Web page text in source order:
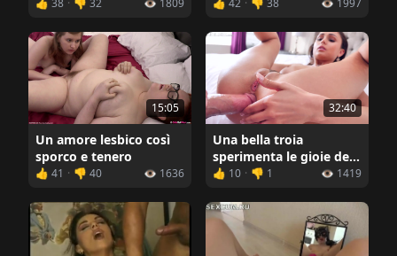
👍 38 · 👎 32 👁️ 1809 👍 42 · 👎 38 👁️ 1997
15:05
Un amore lesbico così
sporco e tenero
👍 41 · 👎 40 👁️ 1636
32:40
Una bella troia
sperimenta le gioie del
sesso anale
👍 10 · 👎 1 👁️ 1419